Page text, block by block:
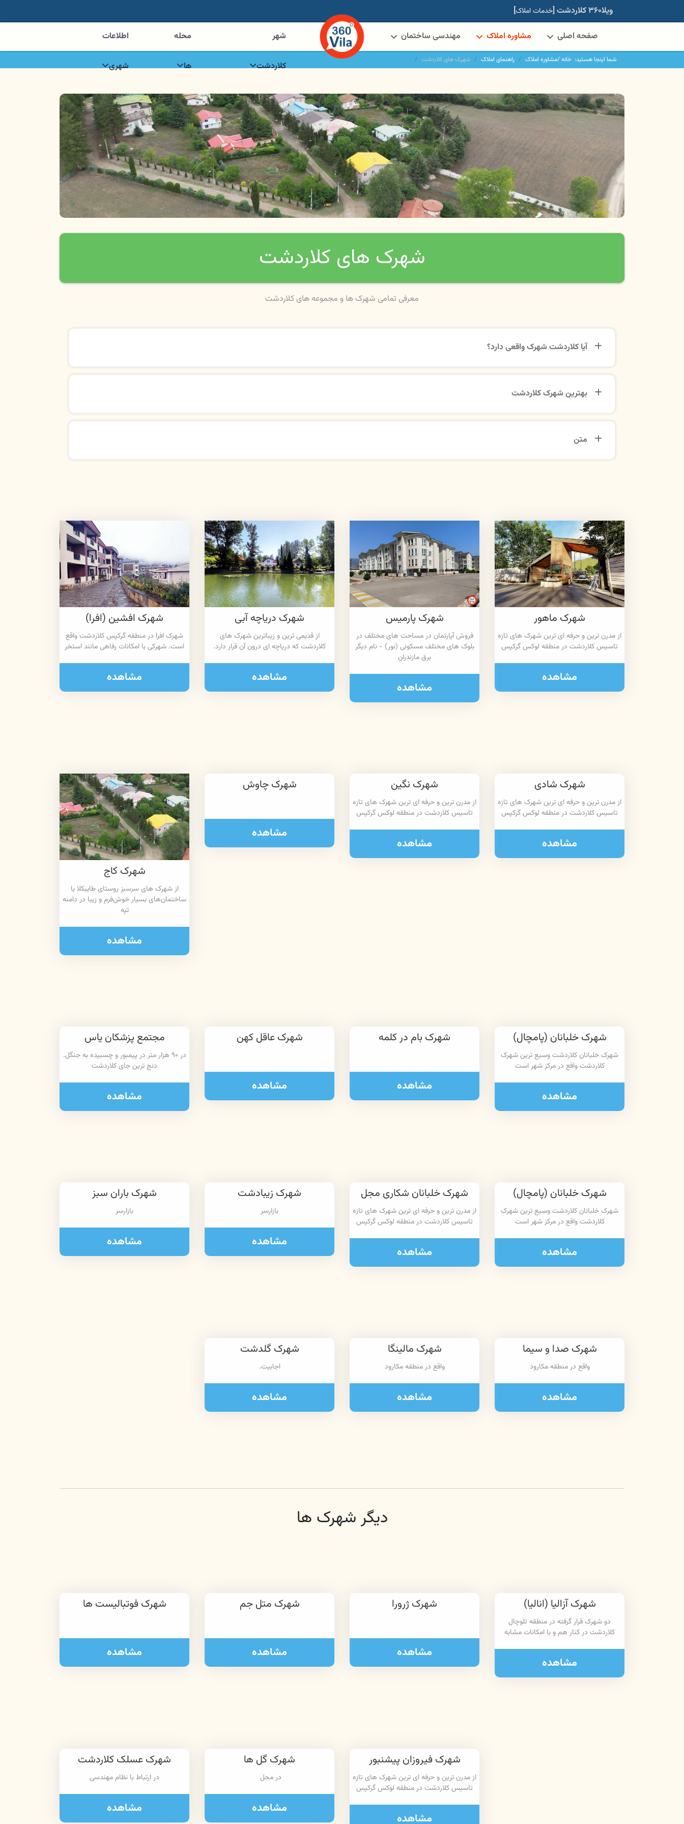
ویلا۳۶۰ کلاردشت [ خدمات املاک]
صفحه اصلی
مشاوره املاک مهندسی ساختمان شهر
کلاردشت
محله
ها
اطلاعات
شهری
شما اینجا هستید: خانه /مشاوره املاک راهنمای املاک شهرک های کلاردشت
شهرک های کلاردشت
معرفی تمامی شهرک ها و مجموعه های کلاردشت
آیا کلاردشت شهرک واقعی دارد؟
بهترین شهرک کلاردشت
متن
شهرک ماهور
از مدرن ترین و حرفه ای ترین شهرک های تازه
تاسیس کلاردشت در منطقه لوکس گرکپس
مشاهده
شهرک پارمیس
فروش آپارتمان در مساحت های مختلف در
بلوک های مختلف مسکونی (نور) - نام دیگر
برق مازندران
مشاهده
شهرک دریاچه آبی
از قدیمی ترین و زیباترین شهرک های
کلاردشت که دریاچه ای درون آن قرار دارد.
مشاهده
شهرک افشین (افرا)
شهرک افرا در منطقه گرکپس کلاردشت واقع
است. شهرکی با امکانات رفاهی مانند استخر
مشاهده
شهرک شادی
از مدرن ترین و حرفه ای ترین شهرک های تازه
تاسیس کلاردشت در منطقه لوکس گرکپس
مشاهده
شهرک نگین
از مدرن ترین و حرفه ای ترین شهرک های تازه
تاسیس کلاردشت در منطقه لوکس گرکپس
مشاهده
شهرک چاوش
مشاهده
شهرک کاج
از شهرک های سرسبز روستای طایبکلا با
ساختمان‌های بسیار خوش‌فرم و زیبا در دامنه
تپه
مشاهده
شهرک خلبانان (پامچال)
شهرک خلبانان کلاردشت وسیع ترین شهرک
کلاردشت واقع در مرکز شهر است
مشاهده
شهرک بام در کلمه
مشاهده
شهرک عاقل کهن
مشاهده
مجتمع پزشکان یاس
در ۹۰ هزار متر در پیمبور و چسبیده به جنگل.
دنج ترین جای کلاردشت
مشاهده
شهرک خلبانان (پامچال)
شهرک خلبانان کلاردشت وسیع ترین شهرک
کلاردشت واقع در مرکز شهر است
مشاهده
شهرک خلبانان شکاری مجل
از مدرن ترین و حرفه ای ترین شهرک های تازه
تاسیس کلاردشت در منطقه لوکس گرکپس
مشاهده
شهرک زیبادشت
بازارسر
مشاهده
شهرک باران سبز
بازارسر
مشاهده
شهرک صدا و سیما
واقع در منطقه مکارود
مشاهده
شهرک مالینگا
واقع در منطقه مکارود
مشاهده
شهرک گلدشت
اجابیت.
مشاهده
دیگر شهرک ها
شهرک آزالیا (انالیا)
دو شهرک قرار گرفته در منطقه تلوچال
کلاردشت در کنار هم و با امکانات مشابه
مشاهده
شهرک ژرورا
مشاهده
شهرک متل جم
مشاهده
شهرک فوتبالیست ها
مشاهده
شهرک فیروزان پیشنبور
از مدرن ترین و حرفه ای ترین شهرک های تازه
تاسیس کلاردشت در منطقه لوکس گرکپس
مشاهده
شهرک گل ها
در مجل
مشاهده
شهرک عسلک کلاردشت
در ارتباط با نظام مهندسی
مشاهده